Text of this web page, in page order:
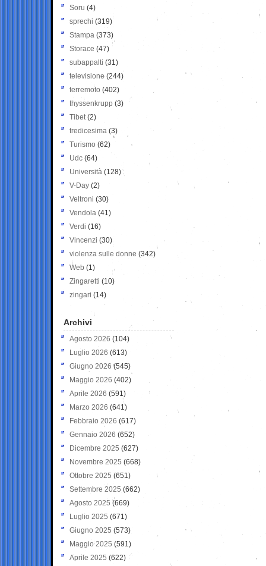
Soru (4)
sprechi (319)
Stampa (373)
Storace (47)
subappalti (31)
televisione(244)
terremoto (402)
thyssenkrupp (3)
Tibet(2)
tredicesima (3)
Turismo (62)
Udc (64)
Università (128)
V-Day (2)
Veltroni (30)
Vendola (41)
Verdi (16)
Vincenzi (30)
violenza sulle donne (342)
Web (1)
Zingaretti (10)
zingari (14)
Archivi
Agosto 2026 (104)
Luglio 2026 (613)
Giugno 2026 (545)
Maggio 2026 (402)
Aprile 2026 (591)
Marzo 2026 (641)
Febbraio 2026 (617)
Gennaio 2026 (652)
Dicembre 2025 (627)
Novembre 2025 (668)
Ottobre 2025 (651)
Settembre 2025 (662)
Agosto 2025 (669)
Luglio 2025 (671)
Giugno 2025 (573)
Maggio 2025 (591)
Aprile 2025 (622)